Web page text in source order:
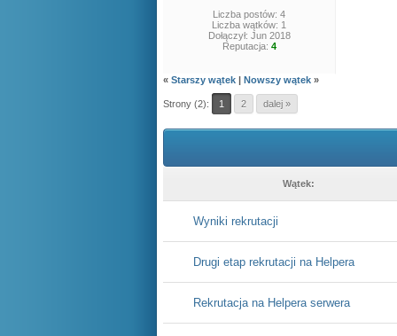
Liczba postów: 4
Liczba wątków: 1
Dołączył: Jun 2018
Reputacja: 4
« Starszy wątek | Nowszy wątek »
Strony (2): 1 2 dalej »
Wątek:
Wyniki rekrutacji
Drugi etap rekrutacji na Helpera
Rekrutacja na Helpera serwera